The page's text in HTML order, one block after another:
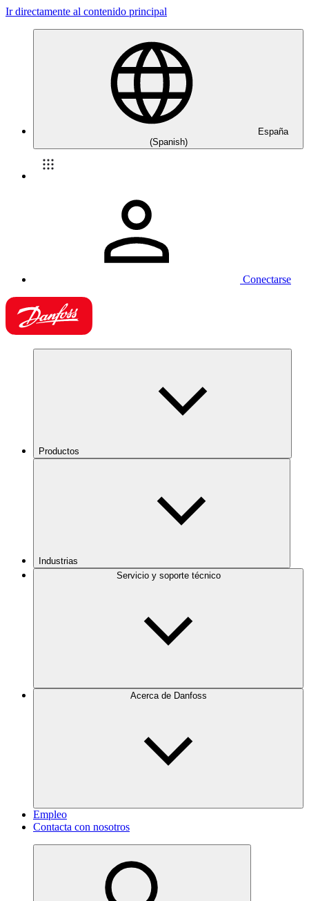
Ir directamente al contenido principal
España
(Spanish)
Conectarse
Productos
Industrias
Servicio y soporte técnico
Acerca de Danfoss
Empleo
Contacta con nosotros